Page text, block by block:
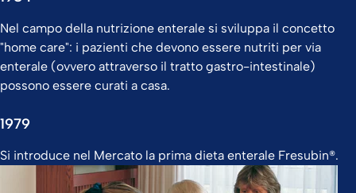
Nel campo della nutrizione enterale si sviluppa il concetto
"home care": i pazienti che devono essere nutriti per via
enterale (ovvero attraverso il tratto gastro-intestinale)
possono essere curati a casa.
1979
Si introduce nel ​Mercato la prima dieta enterale Fresubin®.